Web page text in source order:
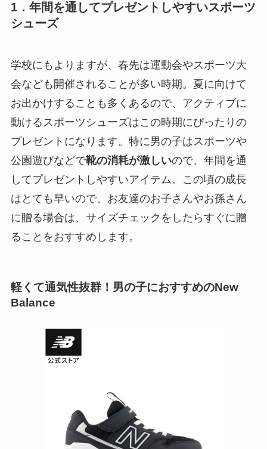
1．年間を通してプレゼントしやすいスポーツ
シューズ
学校にもよりますが、春先は運動会やスポーツ大
会なども開催されることが多い時期。夏に向けて
お出かけすることも多くあるので、アクティブに
動けるスポーツシューズはこの時期にぴったりの
プレゼントになります。特に男の子はスポーツや
公園遊びなどで靴の消耗が激しいので、年間を通
してプレゼントしやすいアイテム。この頃の成長
はとても早いので、お友達のお子さんやお孫さん
に贈る場合は、サイズチェックをしたらすぐに贈
ることをおすすめします。
軽くて通気性抜群！男の子におすすめのNew
Balance